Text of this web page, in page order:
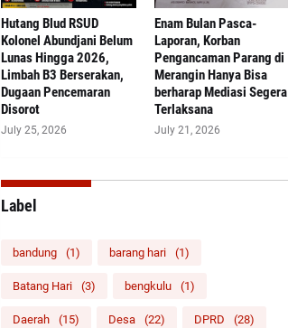
‎Hutang Blud RSUD
Kolonel Abundjani Belum
Lunas Hingga 2026,
Limbah B3 Berserakan,
Dugaan Pencemaran
Disorot
July 25, 2026
Enam Bulan Pasca-
Laporan, Korban
Pengancaman Parang di
Merangin Hanya Bisa
berharap Mediasi Segera
Terlaksana
July 21, 2026
Label
bandung (1) barang hari (1)
Batang Hari (3) bengkulu (1)
Daerah (15) Desa (22) DPRD (28)